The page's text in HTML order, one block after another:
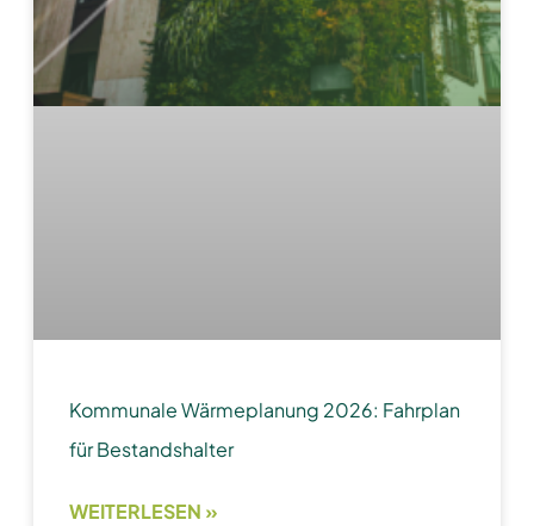
Kommunale Wärmeplanung 2026: Fahrplan
für Bestandshalter
WEITERLESEN »